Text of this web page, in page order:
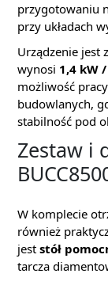
przygotowaniu
przy układach
Urządzenie jest
wynosi 1,4 kW
możliwość
budowlanych,
stabilność pod
Zestaw i
W komplecie
również
jest stół
tarcza